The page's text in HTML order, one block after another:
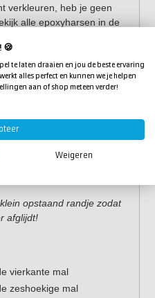
verkleuren, heb je geen
alle epoxyharsen in de
om de hittebestendigheid
75°C). Zo reduceer je
opstaand randje zodat
afglijdt!
vierkante mal
zeshoekige mal
🍪
te laten draaien en jou de beste ervaring
alles perfect en kunnen we je helpen
aan of shop meteen verder!
Weigeren